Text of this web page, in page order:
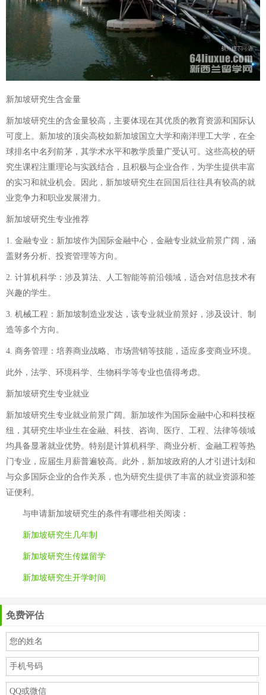
新加坡研究生含金量
新加坡研究生的含金量较高，主要体现在其优质的教育资源和国际认
可度上。新加坡的顶尖高校如新加坡国立大学和南洋理工大学，在全
球排名中名列前茅，其学术水平和教学质量广受认可。这些高校的研
究生课程注重理论与实践结合，且积极与企业合作，为学生提供丰富
的实习和就业机会。因此，新加坡研究生在回国后往往具有较高的就
业竞争力和职业发展潜力。
新加坡研究生专业推荐
1. 金融专业：新加坡作为国际金融中心，金融专业就业前景广阔，涵
盖财务分析、投资管理等方向。
2. 计算机科学：涉及算法、人工智能等前沿领域，适合对信息技术有
兴趣的学生。
3. 机械工程：新加坡制造业发达，该专业就业前景好，涉及设计、制
造等多个方向。
4. 商务管理：培养商业战略、市场营销等技能，适应多变商业环境。
此外，法学、环境科学、生物科学等专业也值得考虑。
新加坡研究生专业就业
新加坡研究生专业就业前景广阔。新加坡作为国际金融中心和科技枢
纽，其研究生毕业生在金融、科技、咨询、医疗、工程、法律等领域
均具备显著就业优势。特别是计算机科学、商业分析、金融工程等热
门专业，应届生月薪普遍较高。此外，新加坡政府的人才引进计划和
与众多国际企业的合作关系，也为研究生提供了丰富的就业资源和签
证便利。
与申请新加坡研究生的条件有哪些相关阅读：
新加坡研究生几年制
新加坡研究生传媒留学
新加坡研究生开学时间
免费评估